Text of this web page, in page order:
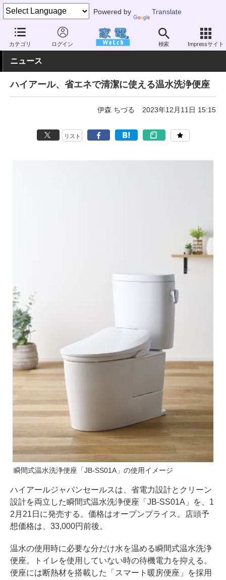
Powered by Translate
カテゴリ ログイン 検索 Impressサイト
家電 Watch 生活家電 温水洗浄便座
ニュース
ハイアール、省エネで清潔に使える温水洗浄便座
伊森 ちづる 2023年12月11日 15:15
リスト
瞬間式温水洗浄便座「JB-SS01A」の使用イメージ
ハイアールジャパンセールスは、省電力設計とクリーン
設計を両立した瞬間式温水洗浄便座「JB-SS01A」を、1
2月21日に発売する。価格はオープンプライス。店頭予
想価格は、33,000円前後。
温水の使用時に必要な分だけ水を温める瞬間式温水洗浄
便座。トイレを使用していない時の待機電力を抑える。
便座には断熱材を搭載した「スマート暖房便座」を採用